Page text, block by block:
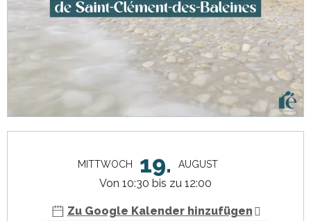
MITTWOCH 19. AUGUST
Von 10:30 bis zu 12:00
Zu Google Kalender hinzufügen